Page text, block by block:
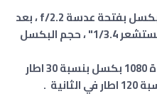
بفتحة عدسة f/2.2 ،بعد
بؤري 27 ملم (واسعة) ، حجم المستشعر 1/3.4" ، حجم البكسل
بجودة 1080 بكسل بنسبة 30 اطار